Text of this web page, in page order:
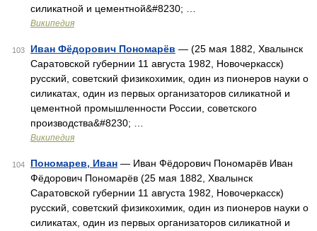
силикатной и цементной&#8230; …
Википедия
103 Иван Фёдорович Пономарёв — (25 мая 1882, Хвалынск
Саратовской губернии 11 августа 1982, Новочеркасск)
русский, советский физикохимик, один из пионеров науки о
силикатах, один из первых организаторов силикатной и
цементной промышленности России, советского
производства&#8230; …
Википедия
104 Пономарев, Иван — Иван Фёдорович Пономарёв Иван
Фёдорович Пономарёв (25 мая 1882, Хвалынск
Саратовской губернии 11 августа 1982, Новочеркасск)
русский, советский физикохимик, один из пионеров науки о
силикатах, один из первых организаторов силикатной и